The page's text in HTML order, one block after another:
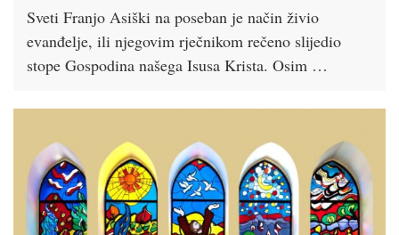
Sveti Franjo Asiški na poseban je način živio
evanđelje, ili njegovim rječnikom rečeno slijedio
stope Gospodina našega Isusa Krista. Osim …